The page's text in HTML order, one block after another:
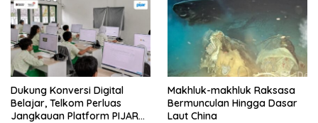
Dukung Konversi Digital
Belajar, Telkom Perluas
Jangkauan Platform PIJAR
Makhluk-makhluk Raksasa
Bermunculan Hingga Dasar
Laut China